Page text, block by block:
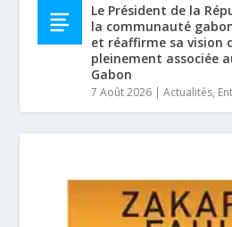
Le Président de la
la communauté
et réaffirme sa vision
pleinement associée
Gabon
7 Août 2026 |Actualités,